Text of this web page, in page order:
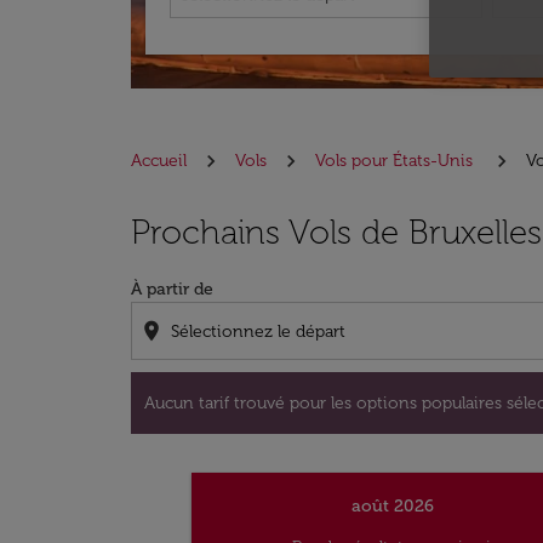
Accueil Vols Vols pour États-Unis
Prochains Vols de
À partir de
location_on
Aucun tarif trouvé pour les options populaires
Aucun tarif trouvé pour les options
août 2026